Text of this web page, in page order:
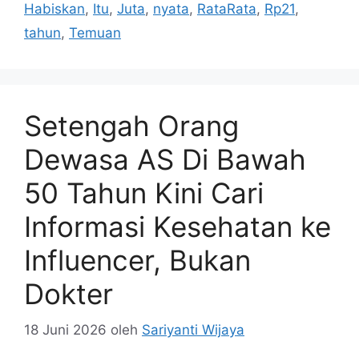
Habiskan, Itu, Juta, nyata, RataRata, Rp21,
tahun, Temuan
Setengah Orang
Dewasa AS Di Bawah
50 Tahun Kini Cari
Informasi Kesehatan ke
Influencer, Bukan
Dokter
18 Juni 2026 oleh Sariyanti Wijaya